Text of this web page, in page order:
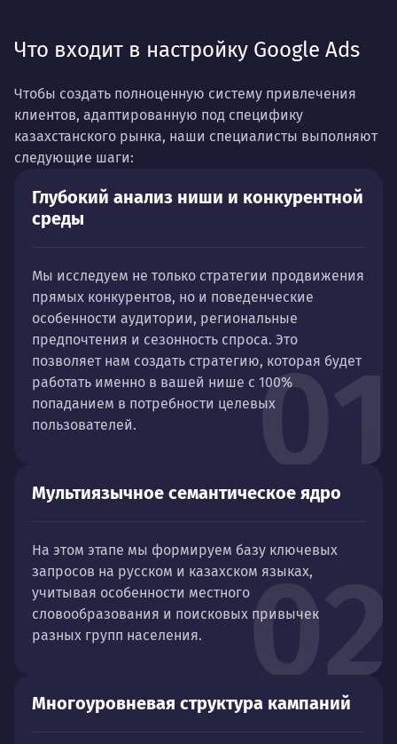
Что входит в настройку Google Ads
Чтобы создать полноценную систему привлечения
клиентов, адаптированную под специфику
казахстанского рынка, наши специалисты выполняют
следующие шаги:
01
Глубокий анализ ниши и конкурентной
среды
Мы исследуем не только стратегии продвижения
прямых конкурентов, но и поведенческие
особенности аудитории, региональные
предпочтения и сезонность спроса. Это
позволяет нам создать стратегию, которая будет
работать именно в вашей нише с 100%
попаданием в потребности целевых
пользователей.
02
Мультиязычное семантическое ядро
На этом этапе мы формируем базу ключевых
запросов на русском и казахском языках,
учитывая особенности местного
словообразования и поисковых привычек
разных групп населения.
Многоуровневая структура кампаний